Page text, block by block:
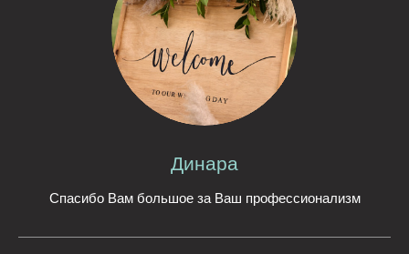
Динара
Спасибо Вам большое за Ваш профессионализм